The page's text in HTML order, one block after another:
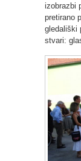
izobrazbi
pretirano
gledališki
stvari: